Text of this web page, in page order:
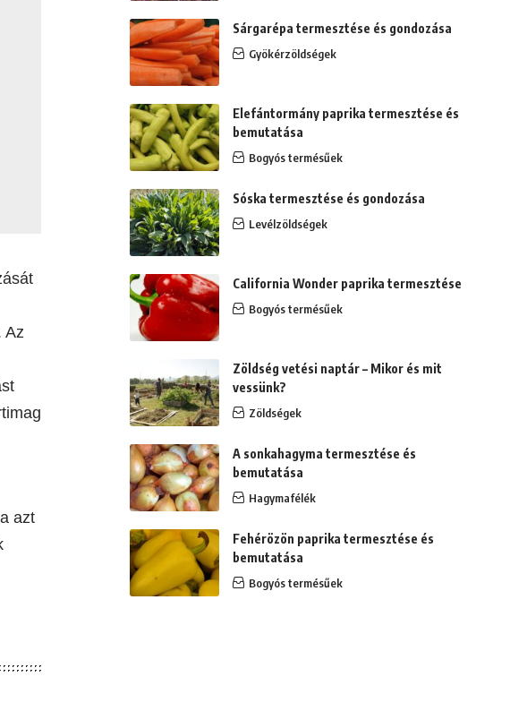
Az
azt
Sárgarépa termesztése és gondozása
Gyökérzöldségek
Elefántormány paprika termesztése és
bemutatása
Bogyós termésűek
Sóska termesztése és gondozása
Levélzöldségek
California Wonder paprika termesztése
Bogyós termésűek
Zöldség vetési naptár – Mikor és mit
vessünk?
Zöldségek
A sonkahagyma termesztése és
bemutatása
Hagymafélék
Fehérözön paprika termesztése és
bemutatása
Bogyós termésűek